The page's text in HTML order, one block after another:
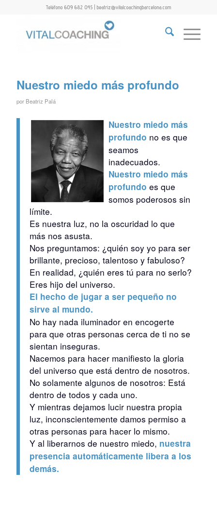
Teléfono 609 682 045 | beatriz@vitalcoachingbarcelona.com
Nuestro miedo más profundo
por Beatriz Palá
Nuestro miedo más
profundo no es que
seamos
inadecuados.
Nuestro miedo más
profundo es que
somos poderosos sin
límite.
Es nuestra luz, no la oscuridad lo que
más nos asusta.
Nos preguntamos: ¿quién soy yo para ser
brillante, precioso, talentoso y fabuloso?
En realidad, ¿quién eres tú para no serlo?
Eres hijo del universo.
El hecho de jugar a ser pequeño no
sirve al mundo.
No hay nada iluminador en encogerte
para que otras personas cerca de ti no se
sientan inseguras.
Nacemos para hacer manifiesto la gloria
del universo que está dentro de nosotros.
No solamente algunos de nosotros: Está
dentro de todos y cada uno.
Y mientras dejamos lucir nuestra propia
luz, inconscientemente damos permiso a
otras personas para hacer lo mismo.
Yal liberarnos de nuestro miedo, nuestra
presencia automáticamente libera a los
demás.